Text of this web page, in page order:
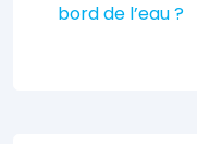
bord de l’eau ?